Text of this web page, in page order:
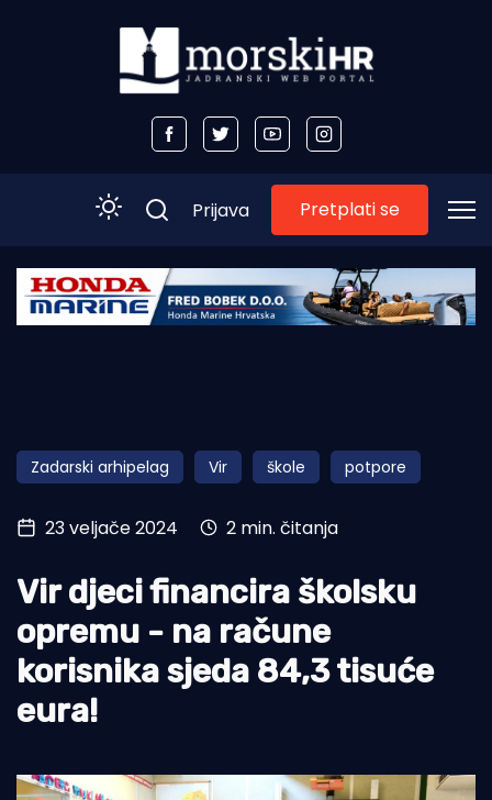
Početna
Obala
Otoci
Turizam i nautika
Pomorstvo
Ribolov
Ekologija
Tradicija i kultura
Prijava Pretplati se
Zadarski arhipelag Vir škole potpore
23 veljače 2024 2 min. čitanja
Vir djeci financira školsku
opremu - na račune
korisnika sjeda 84,3 tisuće
eura!